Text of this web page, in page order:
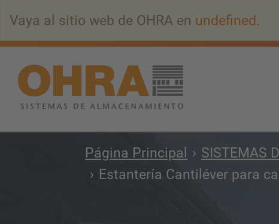
principal
Vaya al sitio web de OHRA en undefined.
Página Principal SISTEMAS
Estantería Cantiléver para